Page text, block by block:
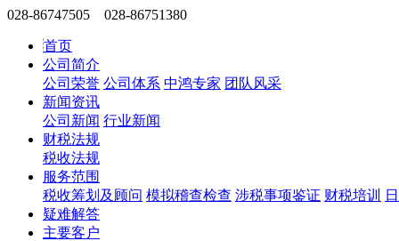
028-86747505 028-86751380
首页
公司简介
公司荣誉 公司体系 中鸿专家 团队风采
新闻资讯
公司新闻 行业新闻
财税法规
税收法规
服务范围
税收筹划及顾问 模拟稽查检查 涉税事项鉴证 财税培训
疑难解答
主要客户